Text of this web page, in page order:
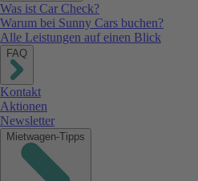
Was ist Car Check?
Warum bei Sunny Cars buchen?
Alle Leistungen auf einen Blick
FAQ
Kontakt
Aktionen
Newsletter
Mietwagen-Tipps